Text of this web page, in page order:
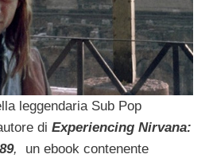
leggendaria Sub Pop
di Experiencing Nirvana:
,
un ebook contenente